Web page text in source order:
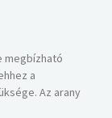
megbízható
a
Az arany